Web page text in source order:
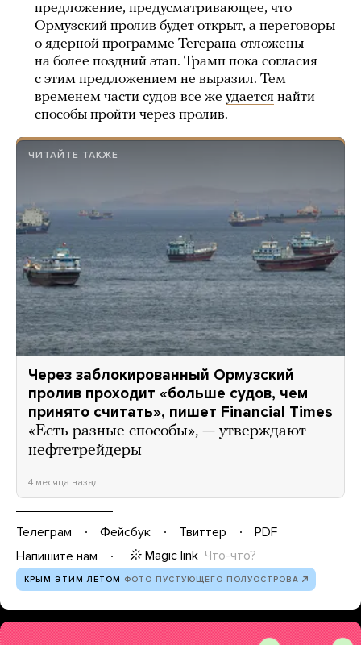
предложение, предусматривающее, что
Ормузский пролив будет открыт, а переговоры
о ядерной программе Тегерана отложены
на более поздний этап. Трамп пока согласия
с этим предложением не выразил. Тем
временем части судов все же удается найти
способы пройти через пролив.
ЧИТАЙТЕ ТАКЖЕ
Через заблокированный Ормузский
пролив проходит «больше судов, чем
принято считать», пишет Financial Times
«Есть разные способы», — утверждают
нефтетрейдеры
4 месяца назад
Телеграм Фейсбук Твиттер
PDF
Напишите нам
Magic link Что-что?
КРЫМ ЭТИМ ЛЕТОМ ФОТО ПУСТУЮЩЕГО ПОЛУОСТРОВА